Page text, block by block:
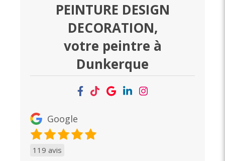
PEINTURE DESIGN
DECORATION,
votre peintre à
Dunkerque
Google
119 avis